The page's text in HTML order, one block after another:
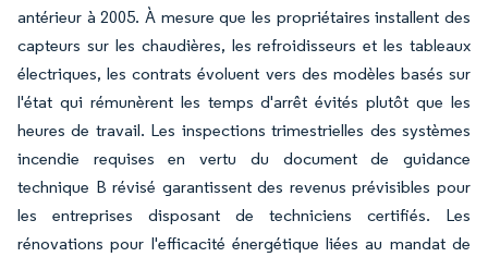
antérieur à 2005. À mesure que les propriétaires installent des
capteurs sur les chaudières, les refroidisseurs et les tableaux
électriques, les contrats évoluent vers des modèles basés sur
l'état qui rémunèrent les temps d'arrêt évités plutôt que les
heures de travail. Les inspections trimestrielles des systèmes
incendie requises en vertu du document de guidance
technique B révisé garantissent des revenus prévisibles pour
les entreprises disposant de techniciens certifiés. Les
rénovations pour l'efficacité énergétique liées au mandat de